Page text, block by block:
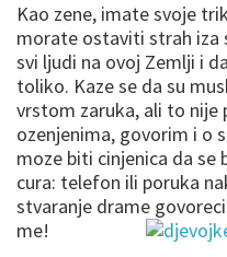
Kao zene, imate svoje
morate ostaviti strah iza
svi ljudi na ovoj Zemlji i
toliko. Kaze se da su
vrstom zaruka, ali to nije
ozenjenima, govorim i o
moze biti cinjenica da se
cura: telefon ili poruka
stvaranje drame
me!